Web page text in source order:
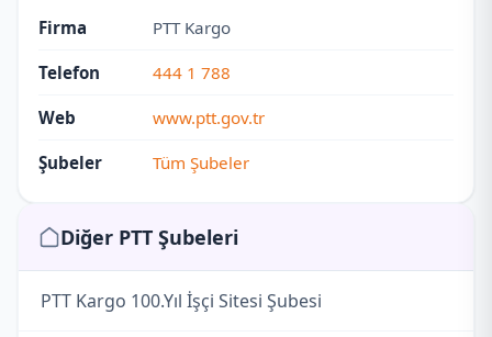
Firma PTT Kargo
Telefon 444 1 788
Web www.ptt.gov.tr
Şubeler Tüm Şubeler
Diğer PTT Şubeleri
PTT Kargo 100.Yıl İşçi Sitesi Şubesi